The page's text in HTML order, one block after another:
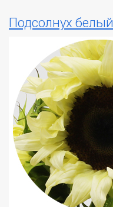
Подсолнух белый